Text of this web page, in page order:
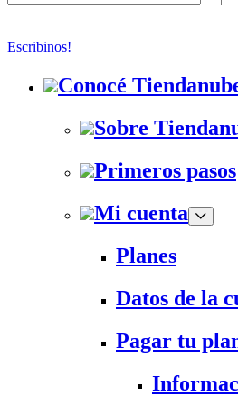
Escribinos!
Conocé
Sobre
Primeros pasos
Mi cuenta
Planes
Datos de la
Pagar tu